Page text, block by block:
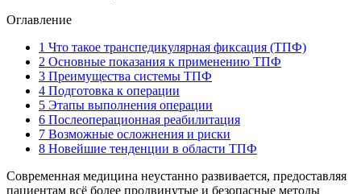
Оглавление
1 Что такое транспедикулярная фиксация (ТПФ)
2 Основные показания к применению ТПФ
3 Преимущества системы ТПФ
4 Подготовка к операции
5 Этапы выполнения операции
6 Послеоперационная реабилитация
7 Возможные осложнения и риски
8 Новейшие тенденции в области ТПФ
Современная медицина неустанно развивается, предоставляя
пациентам всё более продвинутые и безопасные методы